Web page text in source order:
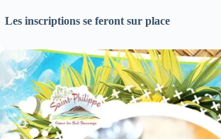
Les inscriptions se feront sur place